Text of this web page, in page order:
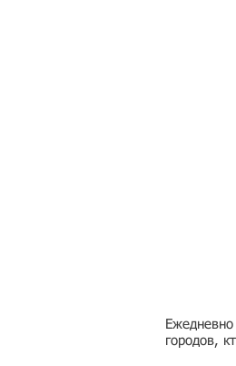
городов,